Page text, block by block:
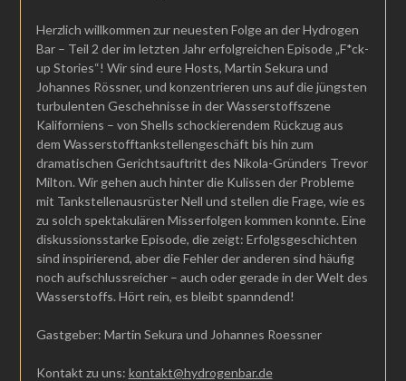
Herzlich willkommen zur neuesten Folge an der Hydrogen
Bar – Teil 2 der im letzten Jahr erfolgreichen Episode „F*ck-
up Stories“! Wir sind eure Hosts, Martin Sekura und
Johannes Rössner, und konzentrieren uns auf die jüngsten
turbulenten Geschehnisse in der Wasserstoffszene
Kaliforniens – von Shells schockierendem Rückzug aus
dem Wasserstofftankstellengeschäft bis hin zum
dramatischen Gerichtsauftritt des Nikola-Gründers Trevor
Milton. Wir gehen auch hinter die Kulissen der Probleme
mit Tankstellenausrüster Nell und stellen die Frage, wie es
zu solch spektakulären Misserfolgen kommen konnte. Eine
diskussionsstarke Episode, die zeigt: Erfolgsgeschichten
sind inspirierend, aber die Fehler der anderen sind häufig
noch aufschlussreicher – auch oder gerade in der Welt des
Wasserstoffs. Hört rein, es bleibt spanndend!
Gastgeber: Martin Sekura und Johannes Roessner
Kontakt zu uns: kontakt@hydrogenbar.de